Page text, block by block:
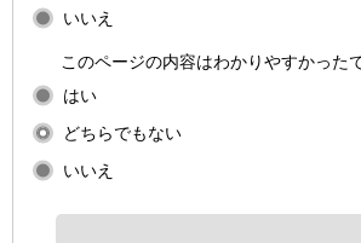
いいえ
このページの内容はわかりやすかった
はい
どちらでもない
いいえ